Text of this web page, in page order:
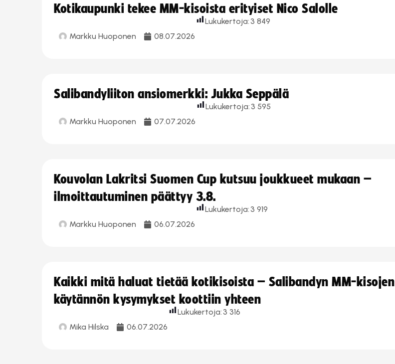
Kotikaupunki tekee MM-kisoista erityiset Nico Salolle
Markku Huoponen 08.07.2026
Lukukertoja: 3 849
Salibandyliiton ansiomerkki: Jukka Seppälä
Markku Huoponen 07.07.2026
Lukukertoja: 3 595
Kouvolan Lakritsi Suomen Cup kutsuu joukkueet mukaan –
ilmoittautuminen päättyy 3.8.
Markku Huoponen 06.07.2026
Lukukertoja: 3 919
Kaikki mitä haluat tietää kotikisoista – Salibandyn MM-kisojen
käytännön kysymykset koottiin yhteen
Mika Hilska 06.07.2026
Lukukertoja: 3 316